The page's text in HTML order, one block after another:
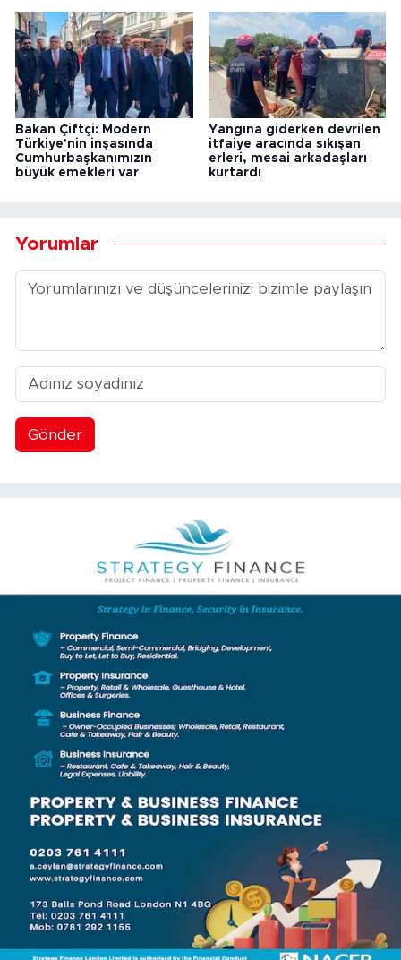
Bakan Çiftçi: Modern
Türkiye'nin inşasında
Cumhurbaşkanımızın
büyük emekleri var
Yangına giderken devrilen
itfaiye aracında sıkışan
erleri, mesai arkadaşları
kurtardı
Yorumlar
Gönder